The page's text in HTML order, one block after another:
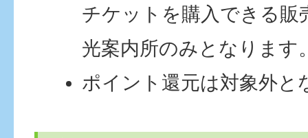
チケットを購入できる販
光案内所のみとなります
ポイント還元は対象外と